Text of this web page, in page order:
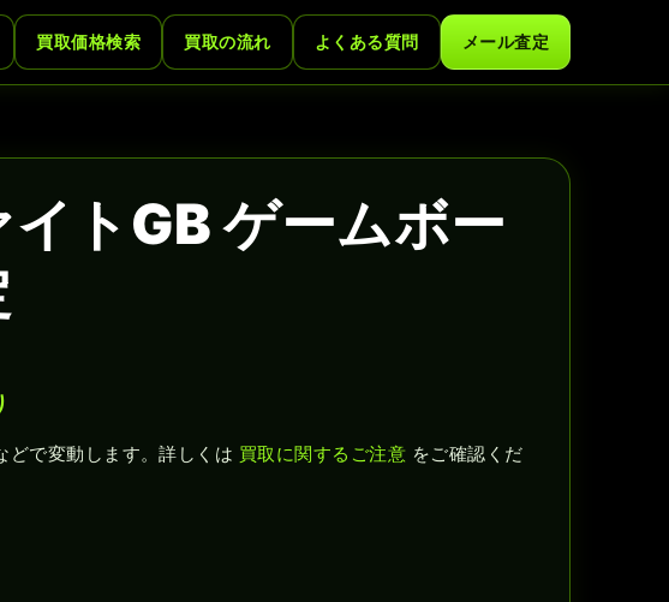
買取価格検索 買取の流れ よくある質問 メール査定
トGB ゲームボー
どで変動します。詳しくは 買取に関するご注意 をご確認くだ